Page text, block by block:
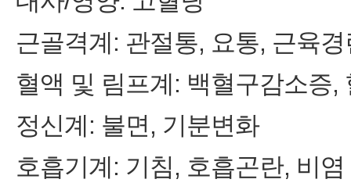
근골격계: 관절통, 요통, 근육
혈액 및 림프계: 백혈구감소증,
정신계: 불면, 기분변화
호흡기계: 기침, 호흡곤란, 비염